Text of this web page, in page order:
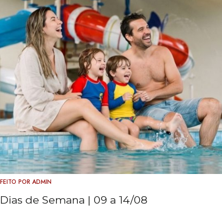
FEITO POR ADMIN
Dias de Semana | 09 a 14/08